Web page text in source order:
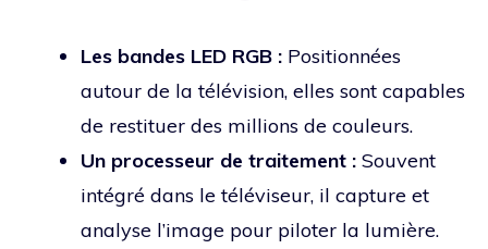
Les bandes LED RGB : Positionnées
autour de la télévision, elles sont capables
de restituer des millions de couleurs.
Un processeur de traitement : Souvent
intégré dans le téléviseur, il capture et
analyse l’image pour piloter la lumière.